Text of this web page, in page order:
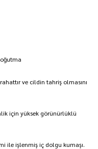
ve cildin tahriş olmasını
için yüksek görünürlüklü
ile işlenmiş iç dolgu kumaşı.